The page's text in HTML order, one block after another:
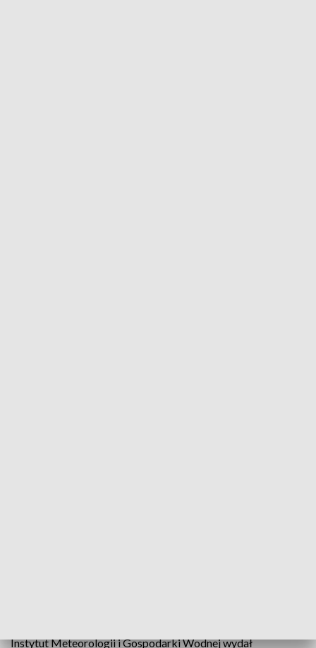
Instytut Meteorologii i Gospodarki Wodnej wydał